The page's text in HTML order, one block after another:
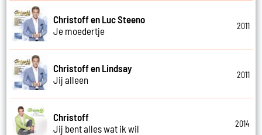
Christoff en Luc Steeno
Je moedertje
2011
Christoff en Lindsay
Jij alleen
2011
Christoff
Jij bent alles wat ik wil
2014